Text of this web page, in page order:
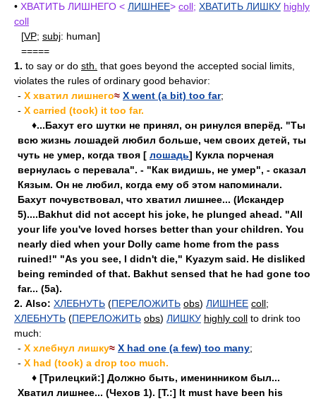
• ХВАТИТЬ ЛИШНЕГО < ЛИШНЕЕ> coll; ХВАТИТЬ ЛИШКУ highly
coll
[VP; subj: human]
=====
1. to say or do sth. that goes beyond the accepted social limits,
violates the rules of ordinary good behavior:
- X хватил лишнего≈ X went (a bit) too far;
- X carried (took) it too far.
♦...Бахут его шутки не принял, он ринулся вперёд. "Ты
всю жизнь лошадей любил больше, чем своих детей, ты
чуть не умер, когда твоя [ лошадь] Кукла порченая
вернулась с перевала". - "Как видишь, не умер", - сказал
Кязым. Он не любил, когда ему об этом напоминали.
Бахут почувствовал, что хватил лишнее... (Искандер
5)....Bakhut did not accept his joke, he plunged ahead. "All
your life you've loved horses better than your children. You
nearly died when your Dolly came home from the pass
ruined!" "As you see, I didn't die," Kyazym said. He disliked
being reminded of that. Bakhut sensed that he had gone too
far... (5a).
2. Also: ХЛЕБНУТЬ (ПЕРЕЛОЖИТЬ obs) ЛИШНЕЕ coll;
ХЛЕБНУТЬ (ПЕРЕЛОЖИТЬ obs) ЛИШКУ highly coll to drink too
much:
- X хлебнул лишку≈ X had one (a few) too many;
- X had (took) a drop too much.
♦ [Трилецкий:] Должно быть, именинником был...
Хватил лишнее... (Чехов 1). [Т.:] It must have been his